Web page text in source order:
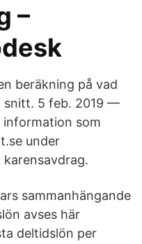
–
beräkning på vad
snitt. 5 feb. 2019 —
information som
under
karensavdrag.
sammanhängande
avses här
deltidslön per